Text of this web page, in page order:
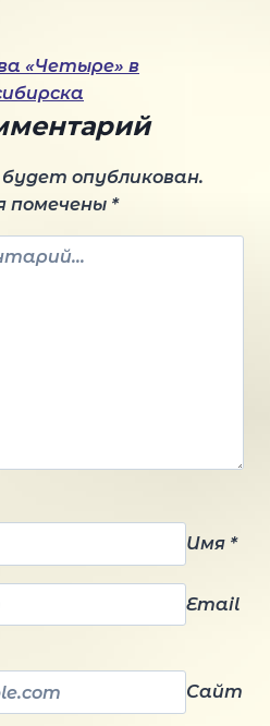
«Четыре» в
опубликован.
помечены *
Имя *
Email
Сайт